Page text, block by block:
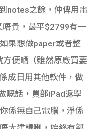
notes之餘，仲俾用電
貴，最平$2799有一
果想做paper或者整
便晒（雖然原廠買要
成日用其他軟件，做
嘅話，買部iPad返學
係無自己電腦，淨係